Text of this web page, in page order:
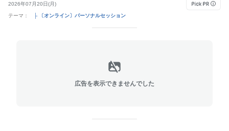
2026年07月20日(月)
テーマ： ├ 〔オンライン〕パーソナルセッション
広告を表示できませんでした